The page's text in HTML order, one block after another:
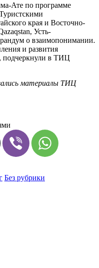
Ате по программе
края и Восточно-
Усть-
о взаимопонимании.
и развития
подчеркнули в ТИЦ
материалы ТИЦ
Без рубрики